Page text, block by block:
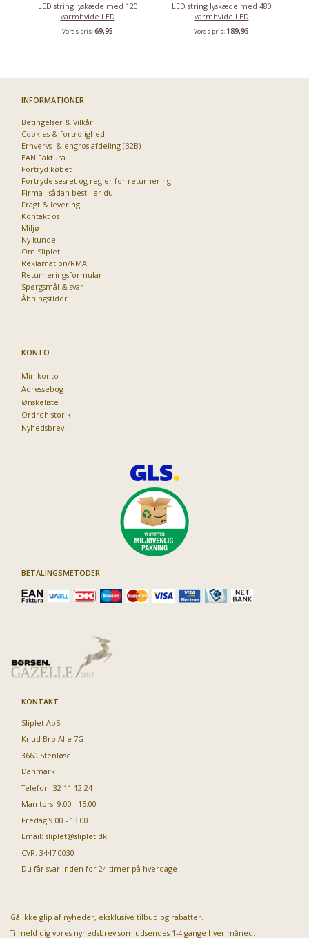
LED string lyskæde med 120
varmhvide LED
Vores pris:69,95
LED string lyskæde med 480
varmhvide LED
Vores pris: 189,95
INFORMATIONER
Betingelser & Vilkår
Cookies & fortrolighed
Erhvervs- & engros afdeling (B2B)
EAN Faktura
Fortryd købet
Fortrydelsesret og regler for returnering
Firma - sådan bestiller du
Fragt & levering
Kontakt os
Miljø
Ny kunde
Om Sliplet
Reklamation/RMA
Returneringsformular
Spørgsmål & svar
Åbningstider
KONTO
Min konto
Adressebog
Ønskeliste
Ordrehistorik
Nyhedsbrev
BETALINGSMETODER
KONTAKT
Sliplet ApS
Knud Bro Alle 7G
3660 Stenløse
Danmark
Telefon: 32 11 12 24
Man-tors. 9.00 - 15.00
Fredag 9.00 - 13.00
Email: sliplet@sliplet.dk
CVR: 3447 0030
Du får svar inden for 24 timer på hverdage
Gå ikke glip af nyheder, eksklusive tilbud og rabatter.
Tilmeld dig vores nyhedsbrev som udsendes 1-4 gange hver måned.